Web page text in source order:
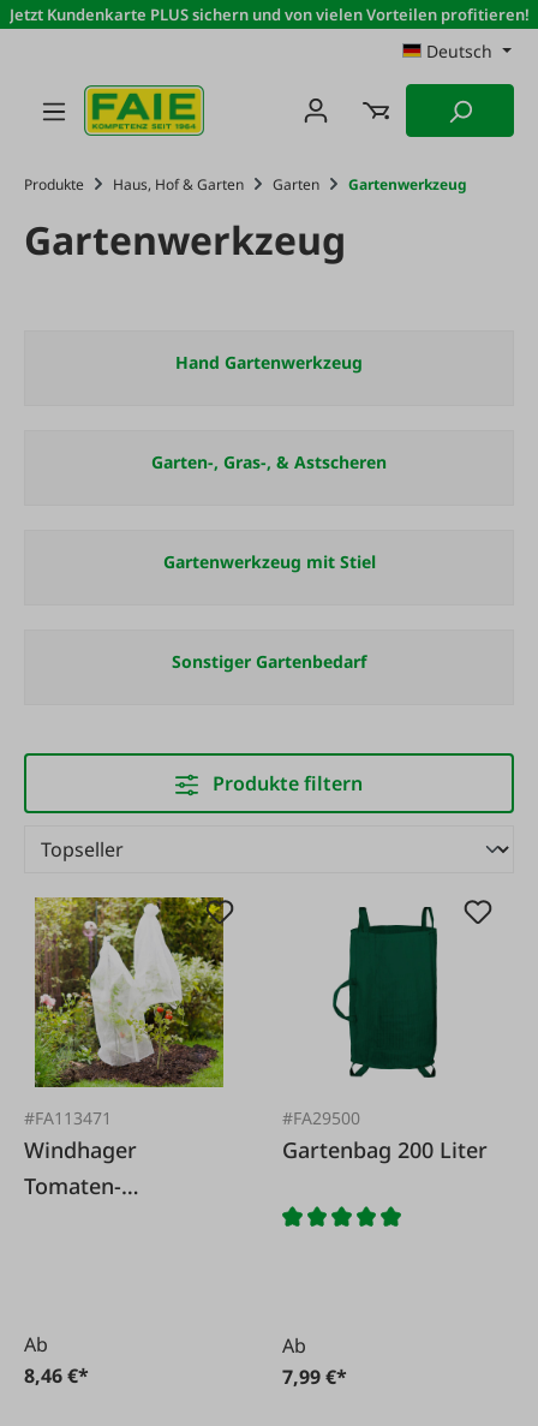
Zum Hauptinhalt springen
Jetzt Kundenkarte PLUS sichern und von vielen Vorteilen profitieren!
Deutsch
Produkte Haus, Hof & Garten Garten Gartenwerkzeug
Gartenwerkzeug
Hand Gartenwerkzeug
Garten-, Gras-, & Astscheren
Gartenwerkzeug mit Stiel
Sonstiger Gartenbedarf
Produkte filtern
#FA113471
Windhager
Tomaten-
Ab
8,46 €*
#FA29500
Gartenbag 200 Liter
Ab
7,99 €*